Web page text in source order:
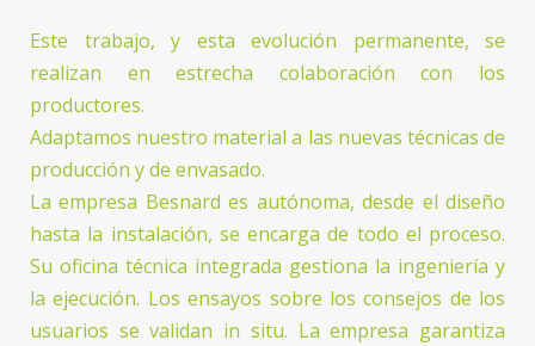
Este trabajo, y esta evolución permanente, se
realizan en estrecha colaboración con los
productores.
Adaptamos nuestro material a las nuevas técnicas de
producción y de envasado.
La empresa Besnard es autónoma, desde el diseño
hasta la instalación, se encarga de todo el proceso.
Su oficina técnica integrada gestiona la ingeniería y
la ejecución. Los ensayos sobre los consejos de los
usuarios se validan in situ. La empresa garantiza